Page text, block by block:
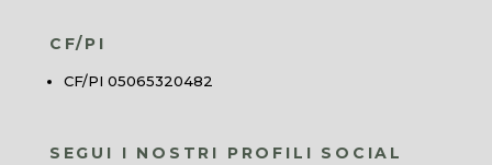
CF/PI
CF/PI 05065320482
SEGUI I NOSTRI PROFILI SOCIAL